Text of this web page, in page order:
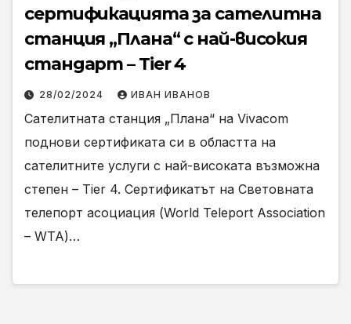
сертификацията за сателитна
станция „Плана“ с най-високия
стандарт – Tier 4
28/02/2024 ИВАН ИВАНОВ
Сателитната станция „Плана“ на Vivacom
поднови сертификата си в областта на
сателитните услуги с най-високата възможна
степен – Tier 4. Сертификатът на Световната
телепорт асоциация (World Teleport Association
– WTA)…